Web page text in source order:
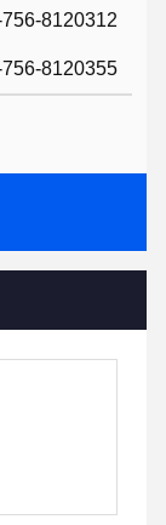
8120312
8120355